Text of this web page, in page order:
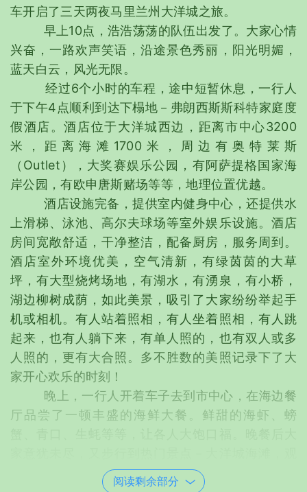
车开启了三天两夜马里兰州大洋城之旅。
早上10点，浩浩荡荡的队伍出发了。大家心情
兴奋，一路欢声笑语，沿途景色秀丽，阳光明媚，
蓝天白云，风光无限。
经过6个小时的车程，途中短暂休息，一行人
于下午4点顺利到达下榻地－弗朗西斯斯科特家庭度
假酒店。酒店位于大洋城西边，距离市中心3200
米，距离海滩1700米，周边有奥特莱斯
（Outlet），大奖赛娱乐公园，有阿萨提格国家海
岸公园，有欧申唐斯赌场等等，地理位置优越。
酒店设施完备，提供室内健身中心，还提供水
上滑梯、泳池、高尔夫球场等室外娱乐设施。酒店
房间宽敞舒适，干净整洁，配备厨房，服务周到。
酒店室外环境优美，空气清新，有绿茵茵的大草
坪，有大型烧烤场地，有湖水，有湧泉，有小桥，
湖边柳树成荫，如此美景，吸引了大家纷纷举起手
机或相机。有人站着照相，有人坐着照相，有人跳
起来，也有人躺下来，有单人照的，也有双人或多
人照的，更有大合照。多不胜数的美照记录下了大
家开心欢乐的时刻！
晚上，一行人开着车子去到市中心，在海边餐
厅品尝了一顿丰盛的海鲜大餐。鲜甜的海虾、螃
赏海滩长廊的夜景和灯饰，闲逛夜市商店。
阅读剩余部分